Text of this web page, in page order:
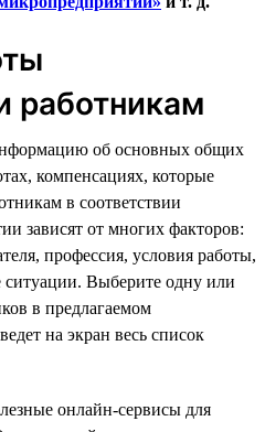
работникам
об основных общих
компенсациях, которые
в соответствии
зависят от многих факторов:
профессия, условия работы,
Выберите одну или
в предлагаемом
на экран весь список
онлайн-сервисы для